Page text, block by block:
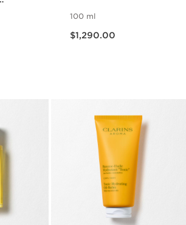
100 ml
$1,290.00